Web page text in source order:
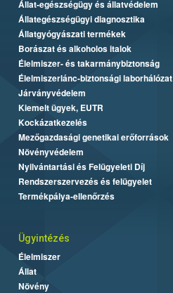
Állat-egészségügy és állatvédelem
Állategészségügyi diagnosztika
Állatgyógyászati termékek
Borászat és alkoholos italok
Élelmiszer- és takarmánybiztonság
Élelmiszerlánc-biztonsági laborhálózat
Járványvédelem
Kiemelt ügyek, EUTR
Kockázatkezelés
Mezőgazdasági genetikai erőforrások
Növényvédelem
Nyilvántartási és Felügyeleti Díj
Rendszerszervezés és felügyelet
Termékpálya-ellenőrzés
Ügyintézés
Élelmiszer
Állat
Növény